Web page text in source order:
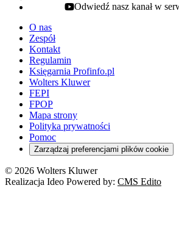
youtube - otwiera się w nowej karcie
Odwiedź nasz kanał w
O nas
Zespół
Kontakt
Regulamin
Księgarnia Profinfo.pl
Wolters Kluwer
FEPI
FPOP
Mapa strony
Polityka prywatności
Pomoc
Zarządzaj preferencjami plików cookie
© 2026 Wolters Kluwer
Realizacja Ideo Powered by: CMS Edito